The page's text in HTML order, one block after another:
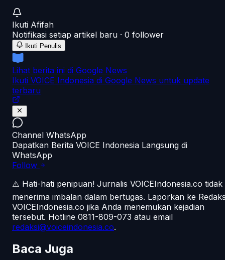
Ikuti Afifah
Notifikasi setiap artikel baru · 0 follower
Ikuti Penulis
Lihat berita ini di Google News
Ikuti VOICE Indonesia di Google News untuk update
terbaru
Channel WhatsApp
Dapatkan Berita VOICE Indonesia Langsung di
WhatsApp
Follow
⚠️ Hati-hati penipuan! Jurnalis VOICEIndonesia.co tidak
menerima imbalan dalam bertugas. Laporkan ke
VOICEIndonesia.co jika Anda menemukan kejadian
tersebut. Hotline 0811-809-073 atau email
redaksi@voiceindonesia.co.
Baca Juga